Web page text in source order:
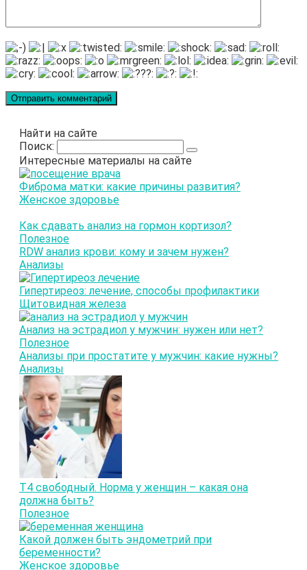
Найти на сайте
Поиск:
Интересные материалы на сайте
Фиброма матки: какие причины развития?
Женское здоровье
Как сдавать анализ на гормон кортизол?
Полезное
RDW анализ крови: кому и зачем нужен?
Анализы
Гипертиреоз: лечение, способы профилактики
Щитовидная железа
Анализ на эстрадиол у мужчин: нужен или нет?
Полезное
Анализы при простатите у мужчин: какие нужны?
Анализы
Т4 свободный. Норма у женщин – какая она
должна быть?
Полезное
Какой должен быть эндометрий при
беременности?
Женское здоровье